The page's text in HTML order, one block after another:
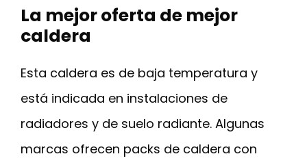
La mejor oferta de mejor
caldera
Esta caldera es de baja temperatura y
está indicada en instalaciones de
radiadores y de suelo radiante. Algunas
marcas ofrecen packs de caldera con